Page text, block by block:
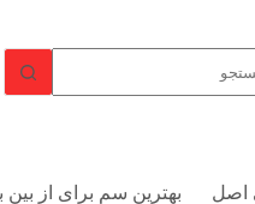
اصل بهترین سم برای از